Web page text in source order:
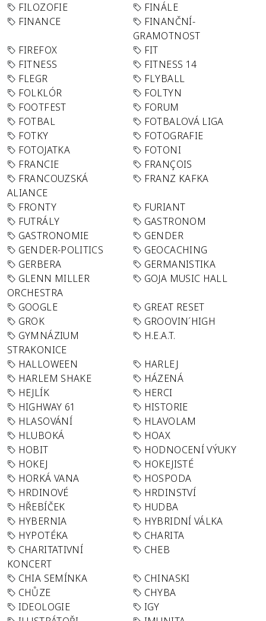
FILOZOFIE
FINÁLE
FINANCE
FINANČNÍ-
GRAMOTNOST
FIREFOX
FIT
FITNESS
FITNESS 14
FLEGR
FLYBALL
FOLKLÓR
FOLTYN
FOOTFEST
FORUM
FOTBAL
FOTBALOVÁ LIGA
FOTKY
FOTOGRAFIE
FOTOJATKA
FOTONI
FRANCIE
FRANÇOIS
FRANCOUZSKÁ
ALIANCE
FRANZ KAFKA
FRONTY
FURIANT
FUTRÁLY
GASTRONOM
GASTRONOMIE
GENDER
GENDER-POLITICS
GEOCACHING
GERBERA
GERMANISTIKA
GLENN MILLER
ORCHESTRA
GOJA MUSIC HALL
GOOGLE
GREAT RESET
GROK
GROOVIN´HIGH
GYMNÁZIUM
STRAKONICE
H.E.A.T.
HALLOWEEN
HARLEJ
HARLEM SHAKE
HÁZENÁ
HEJLÍK
HERCI
HIGHWAY 61
HISTORIE
HLASOVÁNÍ
HLAVOLAM
HLUBOKÁ
HOAX
HOBIT
HODNOCENÍ VÝUKY
HOKEJ
HOKEJISTÉ
HORKÁ VANA
HOSPODA
HRDINOVÉ
HRDINSTVÍ
HŘEBÍČEK
HUDBA
HYBERNIA
HYBRIDNÍ VÁLKA
HYPOTÉKA
CHARITA
CHARITATIVNÍ
KONCERT
CHEB
CHIA SEMÍNKA
CHINASKI
CHŮZE
CHYBA
IDEOLOGIE
IGY